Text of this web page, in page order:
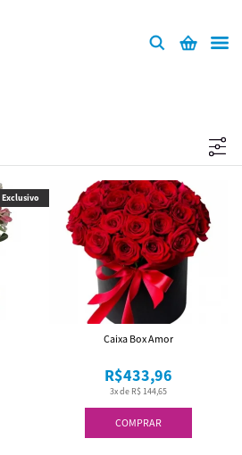
Exclusivo
COMPRAR
3x de R$ 144,65
R$433,96
Caixa Box Amor